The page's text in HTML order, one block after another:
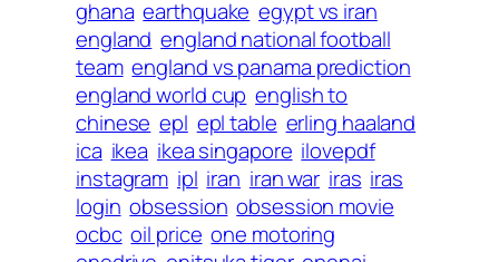
ghana earthquake egypt vs iran
england england national football
team england vs panama prediction
england world cup english to
chinese epl epl table erling haaland
ica ikea ikea singapore ilovepdf
instagram ipl iran iran war iras iras
login obsession obsession movie
ocbc oil price one motoring